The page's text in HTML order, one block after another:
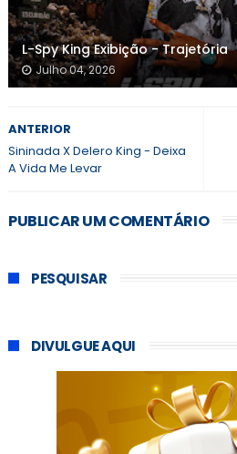
L-Spy King Exibição - Trajetória
Julho 04, 2026
ANTERIOR
Sininada X Delero King - Deixa
A Vida Me Levar
PUBLICAR UM COMENTÁRIO
PESQUISAR
DIVULGUE AQUI